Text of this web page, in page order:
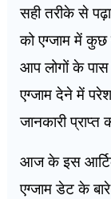
सही तरीके से
को एग्जाम में
आप लोगों के पास
एग्जाम देने में
जानकारी प्राप्त
आज के इस
एग्जाम डेट के